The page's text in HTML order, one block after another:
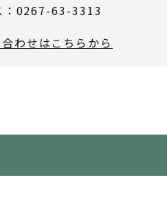
：0267-63-3313
わせはこちらから